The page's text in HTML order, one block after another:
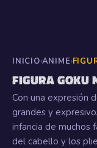
INICIO›ANIME›
FIGURA GOKU
Con una expresión
grandes y
infancia de muchos
del cabello y los